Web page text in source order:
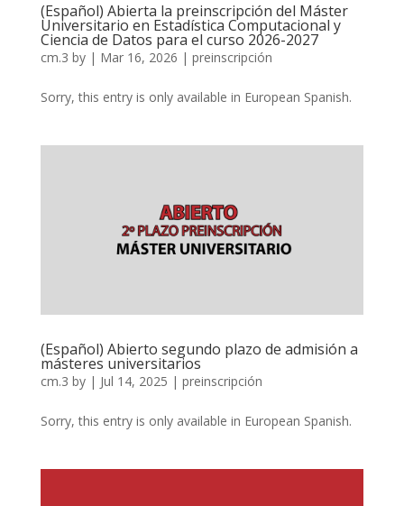
(Español) Abierta la preinscripción del Máster
Universitario en Estadística Computacional y
Ciencia de Datos para el curso 2026-2027
cm.3 by | Mar 16, 2026 | preinscripción
Sorry, this entry is only available in European Spanish.
(Español) Abierto segundo plazo de admisión a
másteres universitarios
cm.3 by | Jul 14, 2025 | preinscripción
Sorry, this entry is only available in European Spanish.